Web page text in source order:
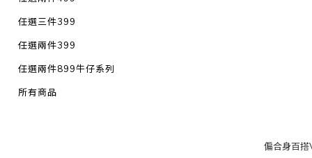
任選三件399
任選兩件399
任選兩件899牛仔系列
所有商品
偏合身百搭